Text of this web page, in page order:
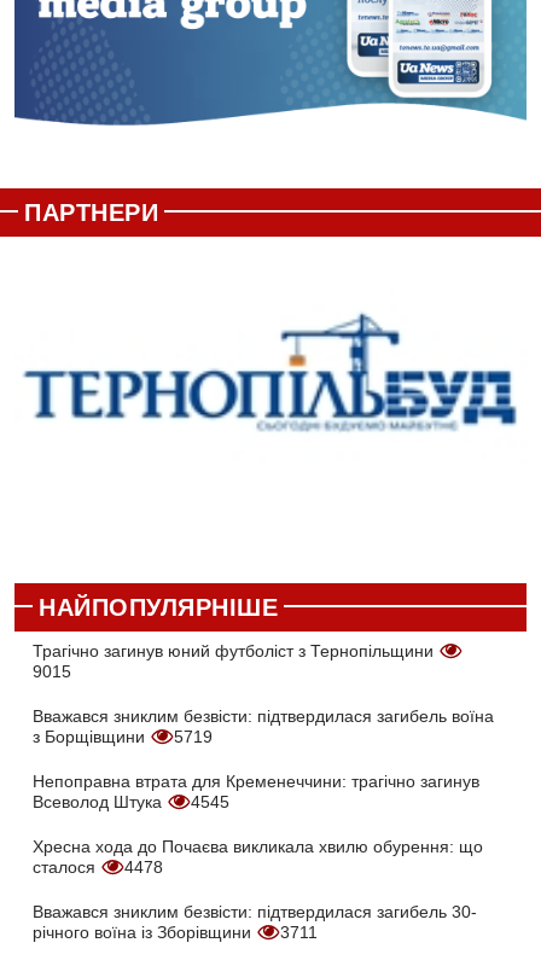
ПАРТНЕРИ
НАЙПОПУЛЯРНІШЕ
Трагічно загинув юний футболіст з Тернопільщини
9015
Вважався зниклим безвісти: підтвердилася загибель воїна
з Борщівщини
5719
Непоправна втрата для Кременеччини: трагічно загинув
Всеволод Штука
4545
Хресна хода до Почаєва викликала хвилю обурення: що
сталося
4478
Вважався зниклим безвісти: підтвердилася загибель 30-
річного воїна із Зборівщини
3711